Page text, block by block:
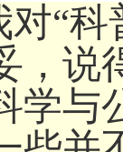
“
，说
学与